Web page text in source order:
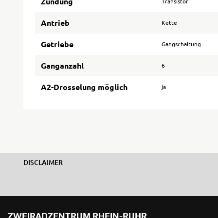
Antrieb Kette
Getriebe Gangschaltung
Ganganzahl 6
A2-Drosselung möglich ja
DISCLAIMER
ZWEIRADZENTRUM RHEIN-RUHR